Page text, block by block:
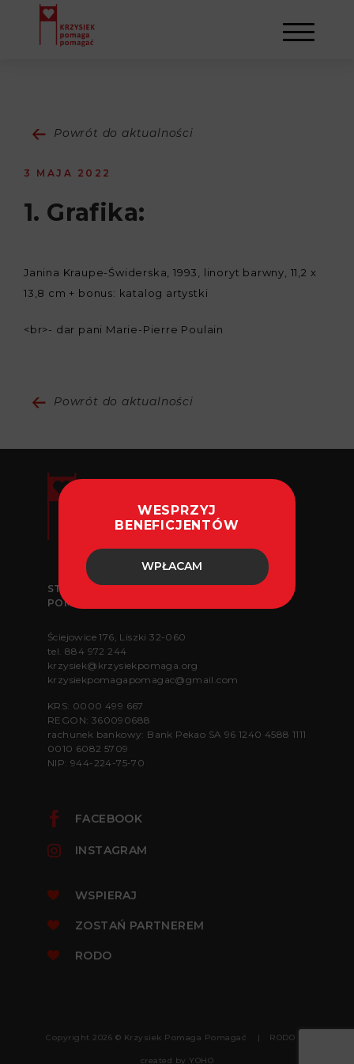
GALERIA
DZIAŁALNOŚĆ
SULEJMAN
WYDARZENIA
REJESTRACJA
Powrót do aktualności
3 MAJA 2022
1. Grafika:
Janina Kraupe-Świderska, 1993, linoryt barwny, 11,2 x
13,8 cm + bonus: katalog artystki
<br>- dar pani Marie-Pierre Poulain
Powrót do aktualności
WESPRZYJ
BENEFICJENTÓW
WPŁACAM
STOWARZYSZENIE „KRZYSIEK POMAGA
POMAGAĆ”
Ściejowice 176, Liszki 32-060
tel. 884 972 244
krzysiek@krzysiekpomaga.org
krzysiekpomagapomagac@gmail.com
KRS: 0000 499 667
REGON: 360090688
rachunek bankowy: Bank Pekao SA 96 1240 4588 1111
0010 6082 5709
NIP: 944-224-75-70
FACEBOOK
INSTAGRAM
WSPIERAJ
ZOSTAŃ PARTNEREM
RODO
Copyright 2026 © Krzysiek Pomaga Pomagać RODO
created by YOHO